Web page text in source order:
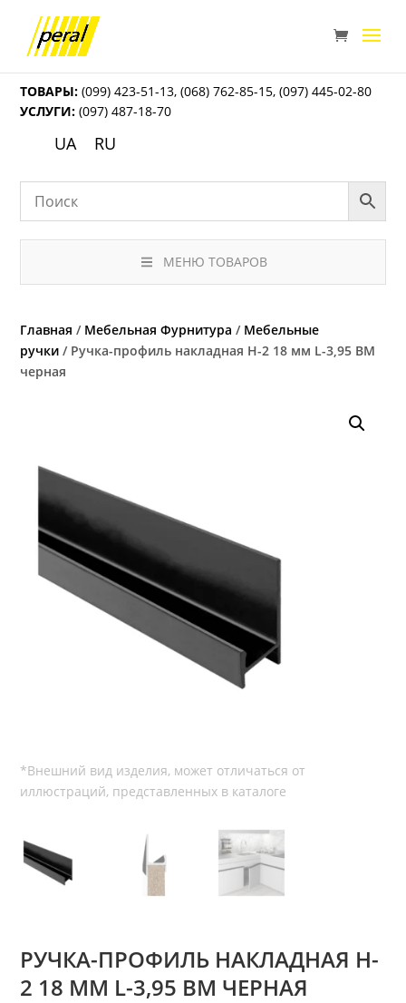
ТОВАРЫ: (099) 423-51-13,(068) 762-85-15,(097) 445-02-80
УСЛУГИ: (097) 487-18-70
UA RU
МЕНЮ ТОВАРОВ
Главная / Мебельная Фурнитура / Мебельные
ручки / Ручка-профиль накладная H-2 18 мм L-3,95 BM
черная
РУЧКА-ПРОФИЛЬ НАКЛАДНАЯ H-
2 18 ММ L-3,95 BM ЧЕРНАЯ